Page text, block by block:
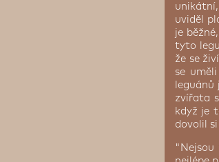
uviděl
je
tyto
že se
se
zvířata
když je
dovolil